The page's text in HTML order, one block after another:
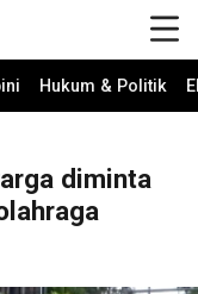
Hukum & Politik
diminta